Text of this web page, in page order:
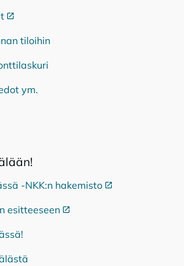
Ulkoinen linkki
tiloihin
ym.
-NKK:n hakemisto Ulkoinen linkki
esitteeseen Ulkoinen linkki